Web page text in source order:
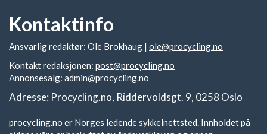
Kontaktinfo
Ansvarlig redaktør: Ole Brokhaug | ole@procycling.no
Kontakt redaksjonen: post@procycling.no
Annonsesalg: admin@procycling.no
Adresse: Procycling.no, Riddervoldsgt. 9, 0258 Oslo
procycling.no er Norges ledende sykkelnettsted. Innholdet på